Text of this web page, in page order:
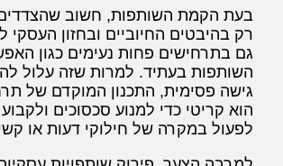
בעת הקמת השותפות, חשוב
רק בהיבטים החיוביים ובחזון העסקי
גם בתרחישים פחות נעימים כגון
השותפות בעתיד. למרות שזה עלול
גישה פסימית, התכנון המוקדם של
הוא קריטי כדי למנוע סכסוכים
לפעול במקרה של חילוקי דעות או